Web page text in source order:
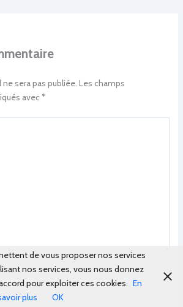
sera pas publiée. Les champs
avec *
de vous proposer nos services
nos services, vous nous donnez
pour exploiter ces cookies. En
plus
OK